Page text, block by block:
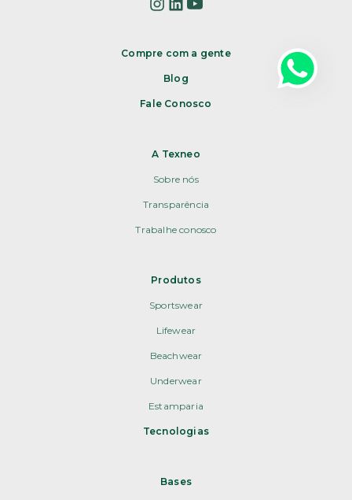
Compre com a gente
Blog
Fale Conosco
A Texneo
Sobre nós
Transparência
Trabalhe conosco
Produtos
Sportswear
Lifewear
Beachwear
Underwear
Estamparia
Tecnologias
Bases